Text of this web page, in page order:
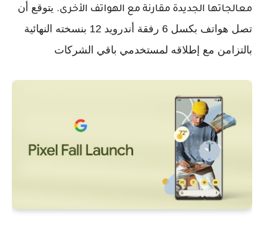
معالجاتها الجديدة مقارنة مع الهواتف الأخرى. يتوقع أن
تصل هواتف بكسل 6 رفقة أندرويد 12 بنسخته النهائية
بالتزامن مع إطلاقه لمستخدمي باقي الشركات